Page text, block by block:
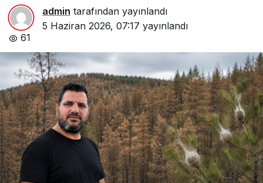
admin tarafından yayınlandı
5 Haziran 2026, 07:17 yayınlandı
61